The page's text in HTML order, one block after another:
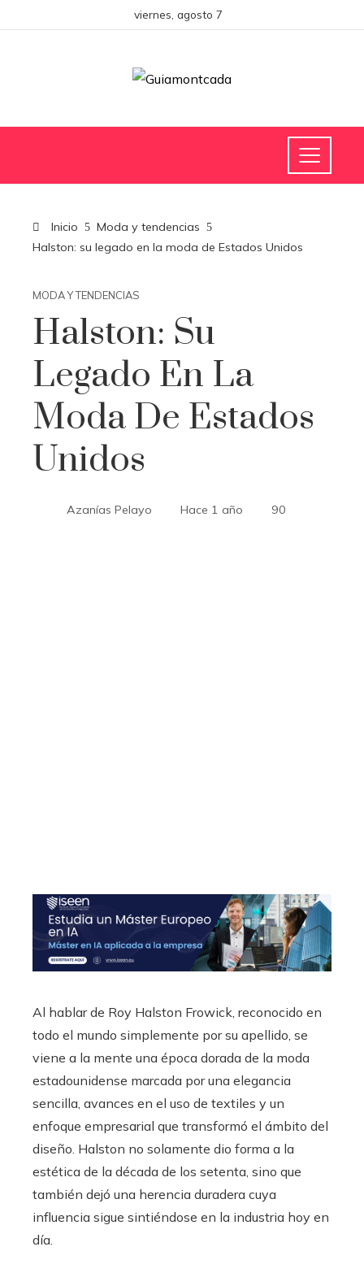
viernes, agosto 7
Inicio
Moda y tendencias
Halston: su legado en la moda de Estados Unidos
MODA Y TENDENCIAS
Halston: Su
Legado En La
Moda De Estados
Unidos
Azanías Pelayo Hace 1 año 90
Al hablar de Roy Halston Frowick, reconocido en
todo el mundo simplemente por su apellido, se
viene a la mente una época dorada de la moda
estadounidense marcada por una elegancia
sencilla, avances en el uso de textiles y un
enfoque empresarial que transformó el ámbito del
diseño. Halston no solamente dio forma a la
estética de la década de los setenta, sino que
también dejó una herencia duradera cuya
influencia sigue sintiéndose en la industria hoy en
día.